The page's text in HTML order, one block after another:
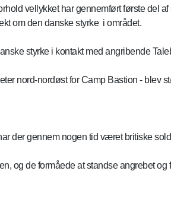
vellykket har gennemført første del
om den danske styrke i området.
styrke i kontakt med angribende
nord-nordøst for Camp Bastion - blev
der gennem nogen tid været britiske
og de formåede at standse angrebet